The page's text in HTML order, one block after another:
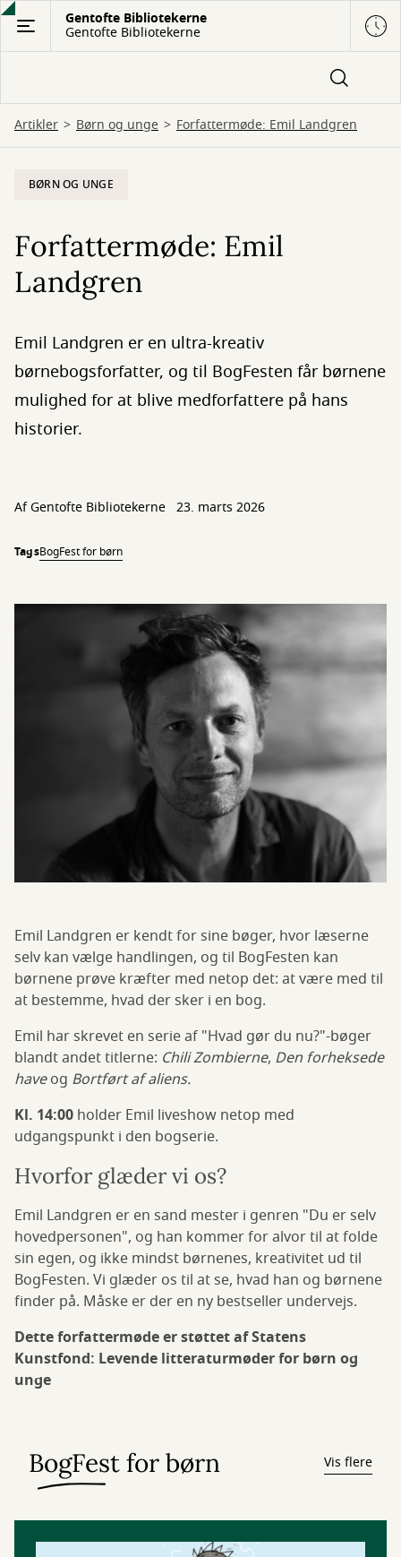
Gå
hovedindhold
Gentofte Bibliotekerne
Gentofte Bibliotekerne
Artikler Børn og unge Forfattermøde: Emil Landgren
BØRN OG UNGE
Forfattermøde: Emil
Landgren
Emil Landgren er en ultra-kreativ
børnebogsforfatter, og til BogFesten får børnene
mulighed for at blive medforfattere på hans
historier.
AfGentofte Bibliotekerne 23. marts 2026
TagsBogFest for børn
Emil Landgren er kendt for sine bøger, hvor læserne
selv kan vælge handlingen, og til BogFesten kan
børnene prøve kræfter med netop det: at være med til
at bestemme, hvad der sker i en bog.
Emil har skrevet en serie af "Hvad gør du nu?"-bøger
blandt andet titlerne: Chili Zombierne, Den forheksede
haveog Bortført af aliens.
Kl. 14:00 holder Emil liveshow netop med
udgangspunkt i den bogserie.
Hvorfor glæder vi os?
Emil Landgren er en sand mester i genren "Du er selv
hovedpersonen", og han kommer for alvor til at folde
sin egen, og ikke mindst børnenes, kreativitet ud til
BogFesten. Vi glæder os til at se, hvad han og børnene
finder på. Måske er der en ny bestseller undervejs.
Dette forfattermøde er støttet af Statens
Kunstfond: Levende litteraturmøder for børn og
unge
BogFest for børn Vis flere